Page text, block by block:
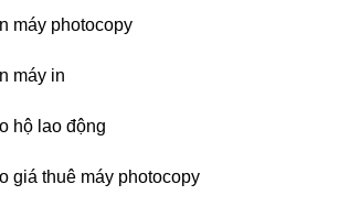
máy photocopy
máy in
hộ lao động
giá thuê máy photocopy